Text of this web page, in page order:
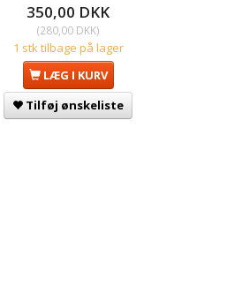
350,00 DKK
(280,00 DKK)
1 stk tilbage på lager
LÆG I KURV
Tilføj ønskeliste